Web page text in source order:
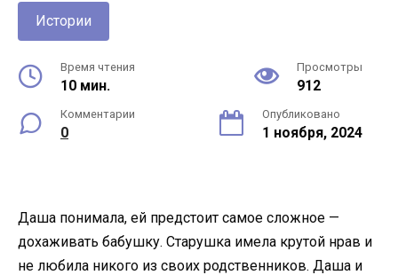
Истории
Время чтения
10 мин.
Просмотры
912
Комментарии
0
Опубликовано
1 ноября, 2024
Даша понимала, ей предстоит самое сложное —
дохаживать бабушку. Старушка имела крутой нрав и
не любила никого из своих родственников. Даша и